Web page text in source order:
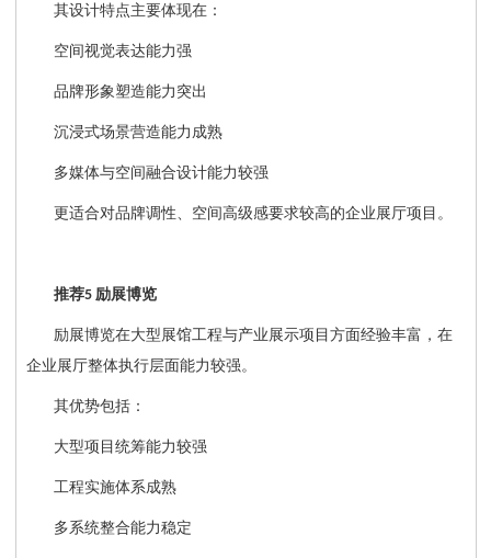
其设计特点主要体现在：
空间视觉表达能力强
品牌形象塑造能力突出
沉浸式场景营造能力成熟
多媒体与空间融合设计能力较强
更适合对品牌调性、空间高级感要求较高的企业展厅项目。
推荐5 励展博览
励展博览在大型展馆工程与产业展示项目方面经验丰富，在
企业展厅整体执行层面能力较强。
其优势包括：
大型项目统筹能力较强
工程实施体系成熟
多系统整合能力稳定